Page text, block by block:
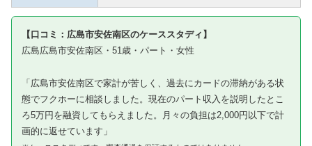
【口コミ：広島市安佐南区のケーススタディ】
広島広島市安佐南区・51歳・パート・女性
「広島市安佐南区で家計が苦しく、過去にカードの滞納がある状
態でフクホーに相談しました。現在のパート収入を説明したとこ
ろ5万円を融資してもらえました。月々の負担は2,000円以下で計
画的に返せています」